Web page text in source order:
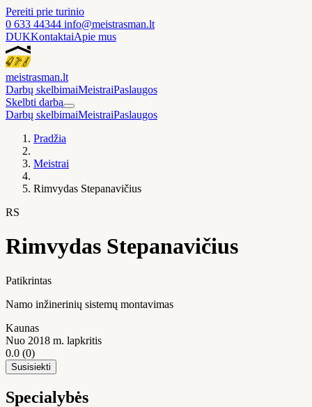
Pereiti prie turinio
0 633 44344 info@meistrasman.lt
DUKKontaktaiApie mus
meistrasman.lt
Darbų skelbimaiMeistraiPaslaugos
Skelbti darbą
Darbų skelbimaiMeistraiPaslaugos
Pradžia
Meistrai
Rimvydas Stepanavičius
RS
Rimvydas Stepanavičius
Patikrintas
Namo inžinerinių sistemų montavimas
Kaunas
Nuo 2018 m. lapkritis
0.0 (0)
Susisiekti
Specialybės